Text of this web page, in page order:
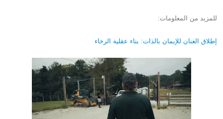
للمزيد من المعلومات:
إطلاق العنان للإيمان بالذات: بناء عقلية الرخاء